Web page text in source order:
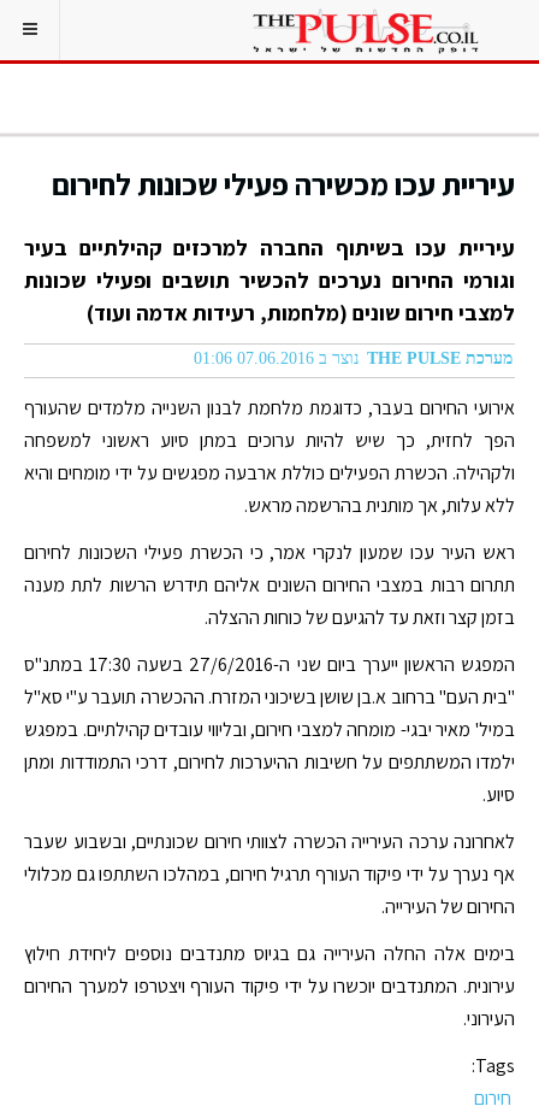
עיריית עכו מכשירה פעילי שכונות לחירום
עיריית עכו בשיתוף החברה למרכזים קהילתיים בעיר
וגורמי החירום נערכים להכשיר תושבים ופעילי שכונות
למצבי חירום שונים (מלחמות, רעידות אדמה ועוד)
מערכת THE PULSE נוצר ב 07.06.2016 01:06
אירועי החירום בעבר, כדוגמת מלחמת לבנון השנייה מלמדים שהעורף
הפך לחזית, כך שיש להיות ערוכים במתן סיוע ראשוני למשפחה
ולקהילה. הכשרת הפעילים כוללת ארבעה מפגשים על ידי מומחים והיא
ללא עלות, אך מותנית בהרשמה מראש.
ראש העיר עכו שמעון לנקרי אמר, כי הכשרת פעילי השכונות לחירום
תתרום רבות במצבי החירום השונים אליהם תידרש הרשות לתת מענה
בזמן קצר וזאת עד להגיעם של כוחות ההצלה.
המפגש הראשון ייערך ביום שני ה-27/6/2016 בשעה 17:30 במתנ"ס
"בית העם" ברחוב א.בן שושן בשיכוני המזרח. ההכשרה תועבר ע"י סא"ל
במיל' מאיר יבגי- מומחה למצבי חירום, ובליווי עובדים קהילתיים. במפגש
ילמדו המשתתפים על חשיבות ההיערכות לחירום, דרכי התמודדות ומתן
סיוע.
לאחרונה ערכה העירייה הכשרה לצוותי חירום שכונתיים, ובשבוע שעבר
אף נערך על ידי פיקוד העורף תרגיל חירום, במהלכו השתתפו גם מכלולי
החירום של העירייה.
בימים אלה החלה העירייה גם בגיוס מתנדבים נוספים ליחידת חילוץ
עירונית. המתנדבים יוכשרו על ידי פיקוד העורף ויצטרפו למערך החירום
העירוני.
Tags:
חירום